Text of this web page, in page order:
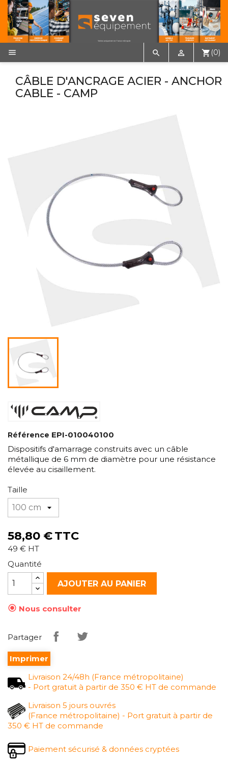
   shopping_cart (0)
CÂBLE D'ANCRAGE ACIER - ANCHOR
CABLE - CAMP
Référence EPI-010040100
Dispositifs d'amarrage construits avec un câble
métallique de 6 mm de diamètre pour une résistance
élevée au cisaillement.
Taille
58,80 €TTC
49 € HT
Quantité
AJOUTER AU PANIER
 Nous consulter
Partager
Imprimer
Livraison 24/48h (France métropolitaine)
- Port gratuit à partir de 350 € HT de commande
Livraison 5 jours ouvrés
(France métropolitaine) - Port gratuit à partir de
350 € HT de commande
Paiement sécurisé & données cryptées